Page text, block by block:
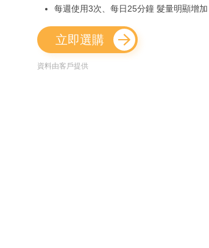
每週使用3次、每日25分鐘 髮量明顯增加
立即選購
資料由客戶提供